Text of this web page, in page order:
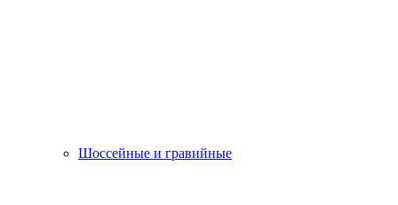
Шоссейные и гравийные